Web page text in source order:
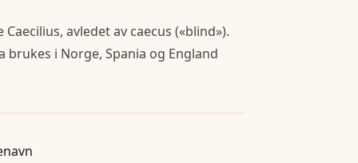
avledet av caecus («blind»).
brukes i Norge, Spania og England